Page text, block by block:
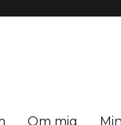
Om mig